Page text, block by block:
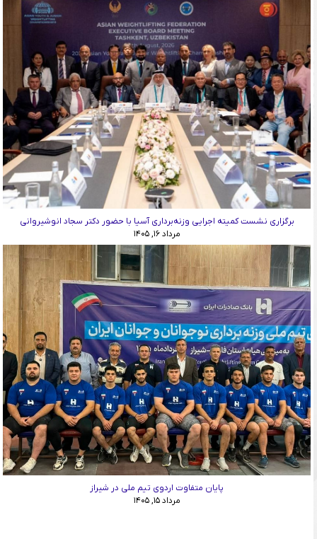
برگزاری نشست کمیته اجرایی وزنه‌برداری آسیا با حضور دکتر سجاد انوشیروانی
مرداد ۱۶, ۱۴۰۵
پایان متفاوت اردوی تیم ملی در شیراز
مرداد ۱۵, ۱۴۰۵